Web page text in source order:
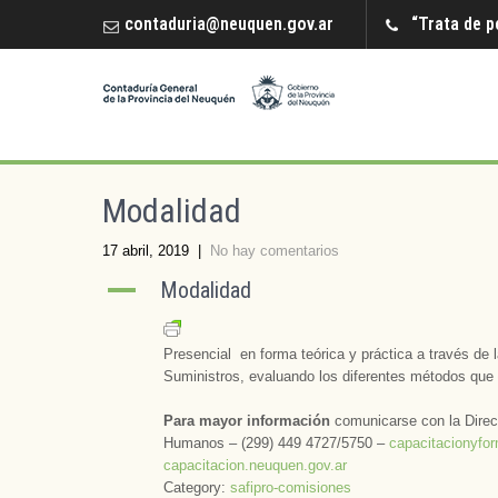
contaduria@neuquen.gov.ar “Trata de
Modalidad
17 abril, 2019 No hay comentarios
A Modalidad
Presencial en forma teórica y práctica a través de
Suministros, evaluando los diferentes métodos que
Para mayor información comunicarse con la
Humanos – (299) 449 4727/5750 –
capacitacion.neuquen.gov.ar
Category: safipro-comisiones